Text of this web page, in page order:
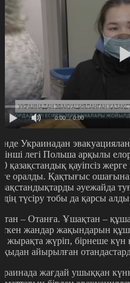
0:00 / 0:00
Украинадан
легі Польша арқылы
қазақстандық қауіпсіз
оралды. Қақтығыс
әуежайда
түсіру тобы да қарсы
– Отанға. Ұшақтан –
жандар жақындарын
жырақта жүріп, бірнеше күн
айырылған
жағдай ушыққан